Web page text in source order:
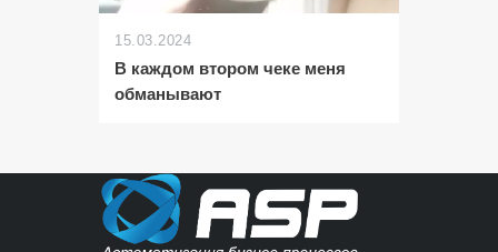
15.03.2024
В каждом втором чеке меня
обманывают